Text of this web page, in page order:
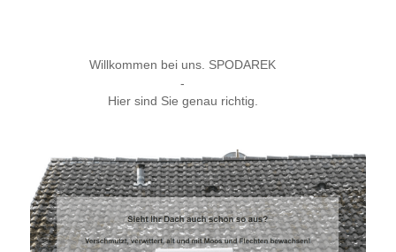
Willkommen bei uns. SPODAREK
-
Hier sind Sie genau richtig.